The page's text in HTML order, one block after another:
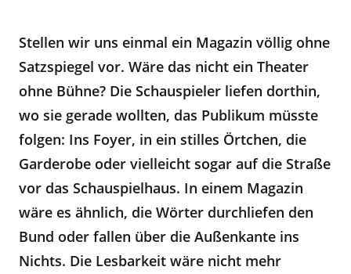
Stellen wir uns einmal ein Magazin völlig ohne
Satzspiegel vor. Wäre das nicht ein Theater
ohne Bühne? Die Schauspieler liefen dorthin,
wo sie gerade wollten, das Publikum müsste
folgen: Ins Foyer, in ein stilles Örtchen, die
Garderobe oder vielleicht sogar auf die Straße
vor das Schauspielhaus. In einem Magazin
wäre es ähnlich, die Wörter durchliefen den
Bund oder fallen über die Außenkante ins
Nichts. Die Lesbarkeit wäre nicht mehr